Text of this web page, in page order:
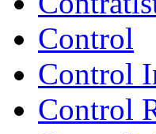
Control
Control
Control